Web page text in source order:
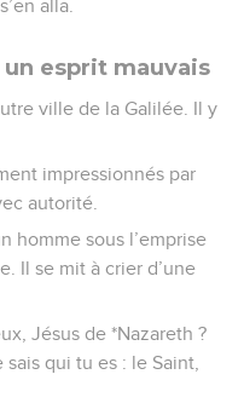
alla.
esprit mauvais
ville de la Galilée. Il y
impressionnés par
autorité.
homme sous l’emprise
Il se mit à crier d’une
Jésus de *Nazareth ?
qui tu es : le Saint,